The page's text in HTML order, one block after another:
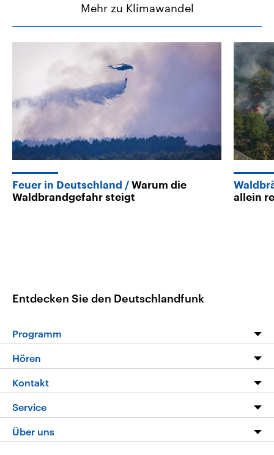
Mehr zu Klimawandel
Feuer in Deutschland
Warum die
Waldbrandgefahr steigt
allein
Entdecken Sie den Deutschlandfunk
Programm
Programm
Die Nachrichten
Nachrichtenleicht
Neue Beiträge auf dlf.de
Hören
Livestream
Podcasts
Deutschlandfunk App
Kontakt
Hörerservice
Service
FAQ
Über uns